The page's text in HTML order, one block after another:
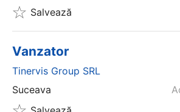
Salvează
Vanzator
Tinervis Group SRL
Suceava